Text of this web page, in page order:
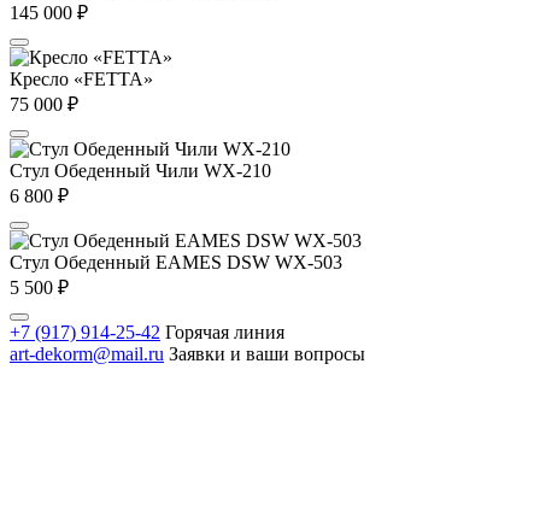
145 000 ₽
Кресло «FETTA»
75 000 ₽
Стул Обеденный Чили WX-210
6 800 ₽
Стул Обеденный EAMES DSW WX-503
5 500 ₽
+7 (917) 914-25-42 Горячая линия
art-dekorm@mail.ru Заявки и ваши вопросы